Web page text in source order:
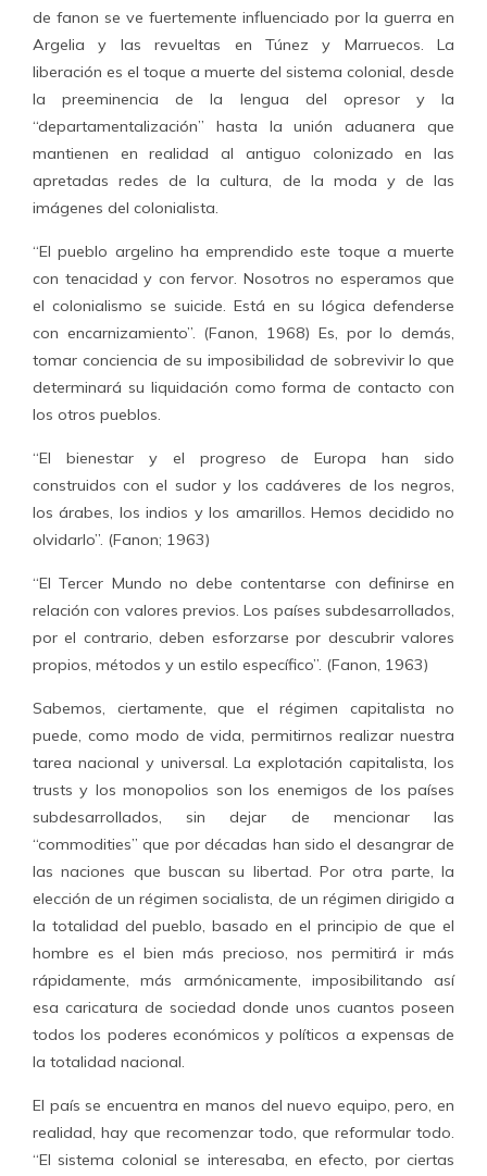
de fanon se ve fuertemente influenciado por la guerra en
Argelia y las revueltas en Túnez y Marruecos. La
liberación es el toque a muerte del sistema colonial, desde
la preeminencia de la lengua del opresor y la
“departamentalización” hasta la unión aduanera que
mantienen en realidad al antiguo colonizado en las
apretadas redes de la cultura, de la moda y de las
imágenes del colonialista.
“El pueblo argelino ha emprendido este toque a muerte
con tenacidad y con fervor. Nosotros no esperamos que
el colonialismo se suicide. Está en su lógica defenderse
con encarnizamiento”. (Fanon, 1968) Es, por lo demás,
tomar conciencia de su imposibilidad de sobrevivir lo que
determinará su liquidación como forma de contacto con
los otros pueblos.
“El bienestar y el progreso de Europa han sido
construidos con el sudor y los cadáveres de los negros,
los árabes, los indios y los amarillos. Hemos decidido no
olvidarlo”. (Fanon; 1963)
“El Tercer Mundo no debe contentarse con definirse en
relación con valores previos. Los países subdesarrollados,
por el contrario, deben esforzarse por descubrir valores
propios, métodos y un estilo específico”. (Fanon, 1963)
Sabemos, ciertamente, que el régimen capitalista no
puede, como modo de vida, permitirnos realizar nuestra
tarea nacional y universal. La explotación capitalista, los
trusts y los monopolios son los enemigos de los países
subdesarrollados, sin dejar de mencionar las
“commodities” que por décadas han sido el desangrar de
las naciones que buscan su libertad. Por otra parte, la
elección de un régimen socialista, de un régimen dirigido a
la totalidad del pueblo, basado en el principio de que el
hombre es el bien más precioso, nos permitirá ir más
rápidamente, más armónicamente, imposibilitando así
esa caricatura de sociedad donde unos cuantos poseen
todos los poderes económicos y políticos a expensas de
la totalidad nacional.
El país se encuentra en manos del nuevo equipo, pero, en
realidad, hay que recomenzar todo, que reformular todo.
“El sistema colonial se interesaba, en efecto, por ciertas